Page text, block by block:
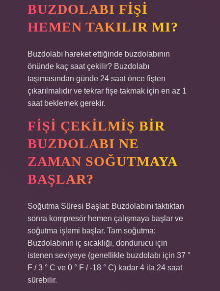
BUZDOLABI FIŞI
HEMEN TAKILIR MI?
Buzdolabı hareket ettiğinde buzdolabının
önünde kaç saat çekilir? Buzdolabı
taşımasından günde 24 saat önce fişten
çıkarılmalıdır ve tekrar fişe takmak için en az 1
saat beklemek gerekir.
FIŞI ÇEKILMIŞ BIR
BUZDOLABI NE
ZAMAN SOĞUTMAYA
BAŞLAR?
Soğutma Süresi Başlat: Buzdolabını taktıktan
sonra kompresör hemen çalışmaya başlar ve
soğutma işlemi başlar. Tam soğutma:
Buzdolabının iç sıcaklığı, dondurucu için
istenen seviyeye (genellikle buzdolabı için 37 °
F / 3 ° C ve 0 ° F / -18 ° C) kadar 4 ila 24 saat
sürebilir.